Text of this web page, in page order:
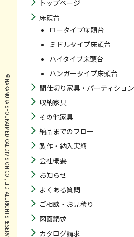
トップページ
床頭台
ロータイプ床頭台
ミドルタイプ床頭台
ハイタイプ床頭台
ハンガータイプ床頭台
間仕切り家具・パーティション
収納家具
その他家具
納品までのフロー
製作・納入実績
会社概要
お知らせ
よくある質問
ご相談・お見積り
図面請求
カタログ請求
© NAKAMURA SHOUKAI MEDICAL DIVISION CO., LTD. ALL RIGHTS RESERVED.